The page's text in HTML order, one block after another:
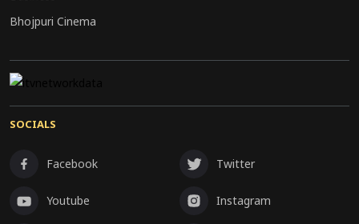
Bhojpuri Cinema
SOCIALS
Facebook Twitter
Youtube Instagram